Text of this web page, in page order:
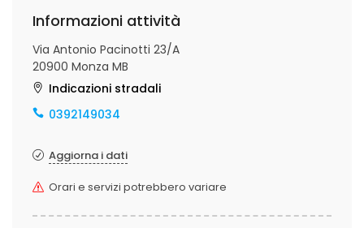
Informazioni attività
Via Antonio Pacinotti 23/A
20900 Monza MB
Indicazioni stradali
0392149034
Aggiorna i dati
Orari e servizi potrebbero variare